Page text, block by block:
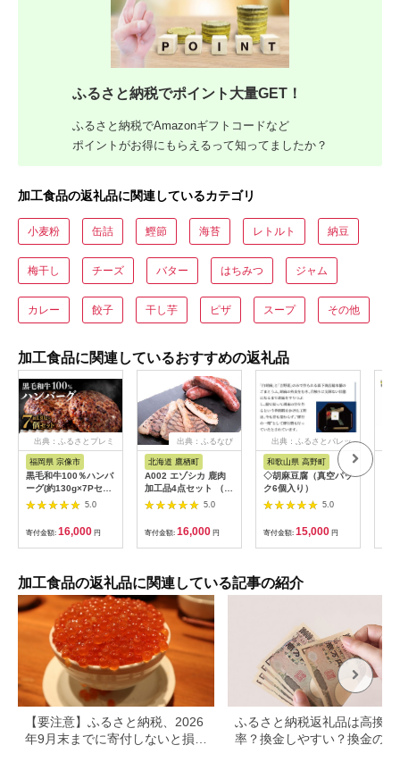
ふるさと納税でポイント大量GET！
ふるさと納税でAmazonギフトコードなど
ポイントがお得にもらえるって知ってましたか？
加工食品の返礼品に関連しているカテゴリ
小麦粉 缶詰 鰹節 海苔 レトルト 納豆
梅干し チーズ バター はちみつ ジャム
カレー 餃子 干し芋 ピザ スープ その他
加工食品に関連しているおすすめの返礼品
出典：ふるさとプレミ
福岡県 宗像市
黒毛和牛100％ハンバ
ーグ(約130g×7Pセッ
ト)【魚住商店】5.0
寄付金額: 16,000 円
出典：ふるなび
北海道 鷹栖町
A002 エゾシカ 鹿肉
加工品4点セット （
肩ローススライス エ
ゾ鹿ジャーキー スモ
ークハムか生ハムのい
ずれか ソーセージか
ベーコンのいずれか
ス もも肉 使用 高たん
ぱく 低脂肪 山恵 鹿肉
ジビエ
5.0
寄付金額: 16,000 円
出典：ふるさとパレッ
和歌山県 高野町
◇胡麻豆腐（真空パッ
ク6個入り）
5.0
寄付金額: 15,000 円
加工食品の返礼品に関連している記事の紹介
【要注意】ふるさと納税、2026
年9月末までに寄付しないと損す
ふるさと納税返礼品は高換金
率？換金しやすい？換金の可